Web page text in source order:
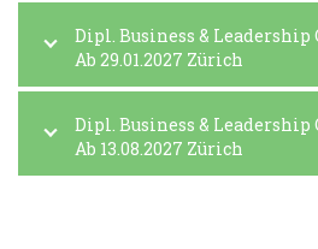
Dipl. Business & Leadership
Ab 29.01.2027 Zürich
Dipl. Business & Leadership
Ab 13.08.2027 Zürich